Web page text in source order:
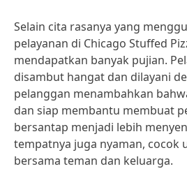
Selain cita rasanya yang
pelayanan di Chicago Stuffed
mendapatkan banyak pujian.
disambut hangat dan dilayani
pelanggan menambahkan
dan siap membantu membuat
bersantap menjadi lebih
tempatnya juga nyaman, cocok
bersama teman dan keluarga.